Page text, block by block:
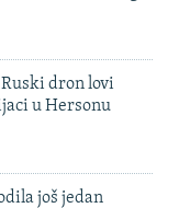
dron lovi
u Hersonu
još jedan